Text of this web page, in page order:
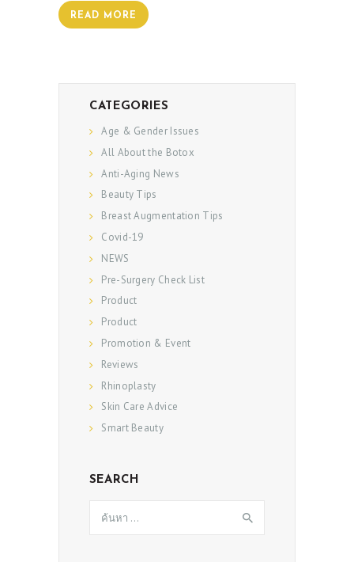
READ MORE
CATEGORIES
Age & Gender Issues
All About the Botox
Anti-Aging News
Beauty Tips
Breast Augmentation Tips
Covid-19
NEWS
Pre-Surgery Check List
Product
Product
Promotion & Event
Reviews
Rhinoplasty
Skin Care Advice
Smart Beauty
SEARCH
สำหรับ: